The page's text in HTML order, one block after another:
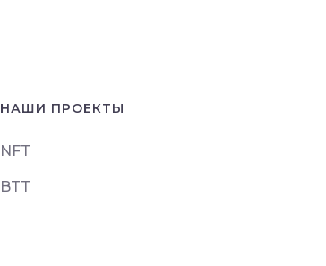
НАШИ ПРОЕКТЫ
NFT
BTT